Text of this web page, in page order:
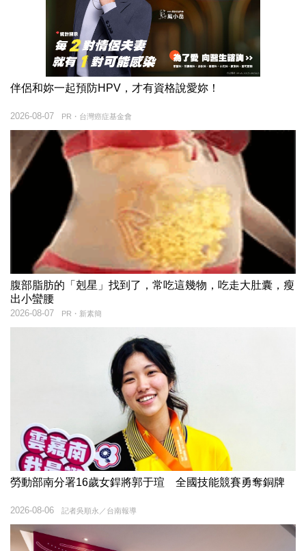
伴侶和妳一起預防HPV，才有資格說愛妳！
PR・台灣癌症基金會
2026-08-07
腹部脂肪的「剋星」找到了，常吃這幾物，吃走大肚囊，瘦
出小蠻腰
PR・新素簡
2026-08-07
勞動部南分署16歲女銲將郭于瑄 全國技能競賽勇奪銅牌
記者吳順永／台南報導
2026-08-06